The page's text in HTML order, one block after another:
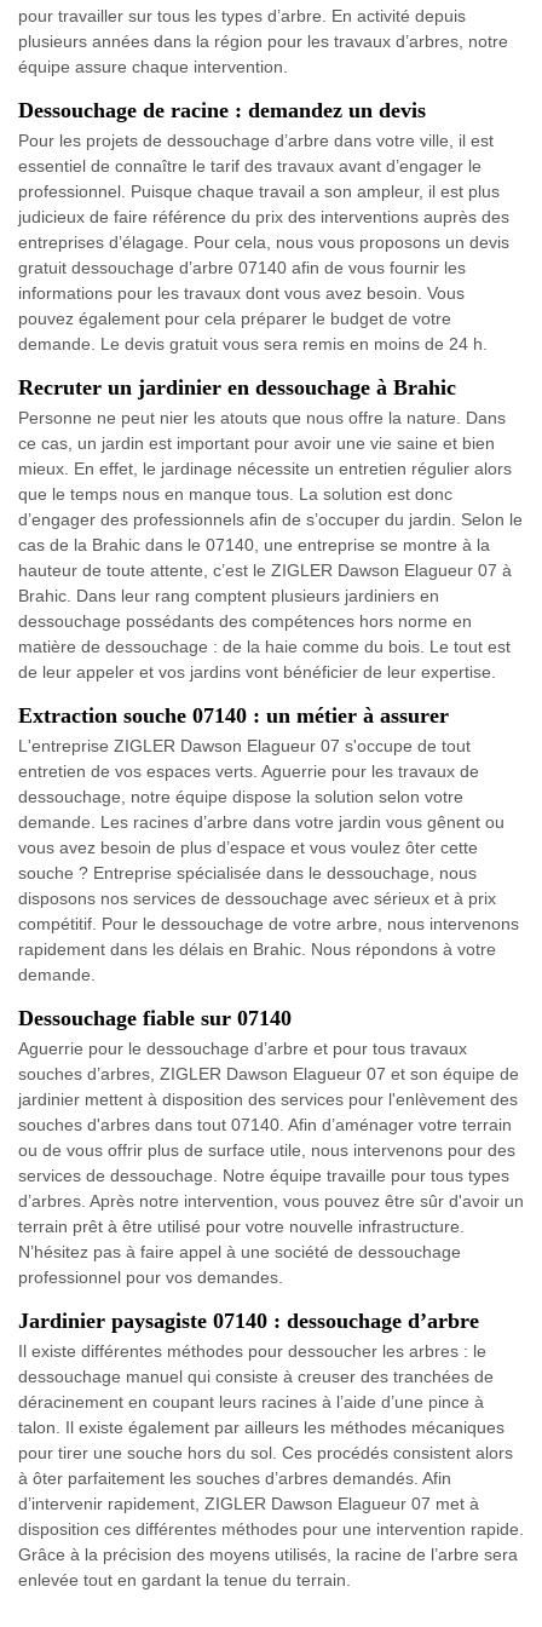
pour travailler sur tous les types d’arbre. En activité depuis
plusieurs années dans la région pour les travaux d’arbres, notre
équipe assure chaque intervention.
Dessouchage de racine : demandez un devis
Pour les projets de dessouchage d’arbre dans votre ville, il est
essentiel de connaître le tarif des travaux avant d’engager le
professionnel. Puisque chaque travail a son ampleur, il est plus
judicieux de faire référence du prix des interventions auprès des
entreprises d’élagage. Pour cela, nous vous proposons un devis
gratuit dessouchage d’arbre 07140 afin de vous fournir les
informations pour les travaux dont vous avez besoin. Vous
pouvez également pour cela préparer le budget de votre
demande. Le devis gratuit vous sera remis en moins de 24 h.
Recruter un jardinier en dessouchage à Brahic
Personne ne peut nier les atouts que nous offre la nature. Dans
ce cas, un jardin est important pour avoir une vie saine et bien
mieux. En effet, le jardinage nécessite un entretien régulier alors
que le temps nous en manque tous. La solution est donc
d’engager des professionnels afin de s’occuper du jardin. Selon le
cas de la Brahic dans le 07140, une entreprise se montre à la
hauteur de toute attente, c’est le ZIGLER Dawson Elagueur 07 à
Brahic. Dans leur rang comptent plusieurs jardiniers en
dessouchage possédants des compétences hors norme en
matière de dessouchage : de la haie comme du bois. Le tout est
de leur appeler et vos jardins vont bénéficier de leur expertise.
Extraction souche 07140 : un métier à assurer
L'entreprise ZIGLER Dawson Elagueur 07 s'occupe de tout
entretien de vos espaces verts. Aguerrie pour les travaux de
dessouchage, notre équipe dispose la solution selon votre
demande. Les racines d’arbre dans votre jardin vous gênent ou
vous avez besoin de plus d’espace et vous voulez ôter cette
souche ? Entreprise spécialisée dans le dessouchage, nous
disposons nos services de dessouchage avec sérieux et à prix
compétitif. Pour le dessouchage de votre arbre, nous intervenons
rapidement dans les délais en Brahic. Nous répondons à votre
demande.
Dessouchage fiable sur 07140
Aguerrie pour le dessouchage d’arbre et pour tous travaux
souches d’arbres, ZIGLER Dawson Elagueur 07 et son équipe de
jardinier mettent à disposition des services pour l'enlèvement des
souches d'arbres dans tout 07140. Afin d’aménager votre terrain
ou de vous offrir plus de surface utile, nous intervenons pour des
services de dessouchage. Notre équipe travaille pour tous types
d’arbres. Après notre intervention, vous pouvez être sûr d'avoir un
terrain prêt à être utilisé pour votre nouvelle infrastructure.
N’hésitez pas à faire appel à une société de dessouchage
professionnel pour vos demandes.
Jardinier paysagiste 07140 : dessouchage d’arbre
Il existe différentes méthodes pour dessoucher les arbres : le
dessouchage manuel qui consiste à creuser des tranchées de
déracinement en coupant leurs racines à l’aide d’une pince à
talon. Il existe également par ailleurs les méthodes mécaniques
pour tirer une souche hors du sol. Ces procédés consistent alors
à ôter parfaitement les souches d’arbres demandés. Afin
d’intervenir rapidement, ZIGLER Dawson Elagueur 07 met à
disposition ces différentes méthodes pour une intervention rapide.
Grâce à la précision des moyens utilisés, la racine de l’arbre sera
enlevée tout en gardant la tenue du terrain.